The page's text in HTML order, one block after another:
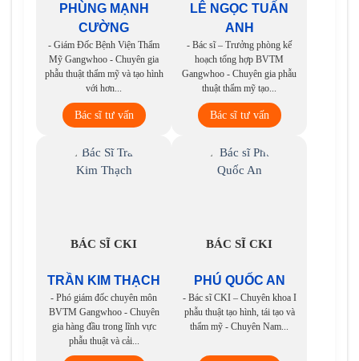
PHÙNG MẠNH
CƯỜNG
- Giám Đốc Bệnh Viện Thẩm
Mỹ Gangwhoo - Chuyên gia
phẫu thuật thẩm mỹ và tạo hình
với hơn...
Bác sĩ tư vấn
LÊ NGỌC TUẤN
ANH
- Bác sĩ – Trưởng phòng kế
hoạch tổng hợp BVTM
Gangwhoo - Chuyên gia phẫu
thuật thẩm mỹ tạo...
Bác sĩ tư vấn
BÁC SĨ CKI
TRẦN KIM THẠCH
- Phó giám đốc chuyên môn
BVTM Gangwhoo - Chuyên
gia hàng đầu trong lĩnh vực
phẫu thuật và cải...
BÁC SĨ CKI
PHÚ QUỐC AN
- Bác sĩ CKI – Chuyên khoa I
phẫu thuật tạo hình, tái tạo và
thẩm mỹ - Chuyên Nam...